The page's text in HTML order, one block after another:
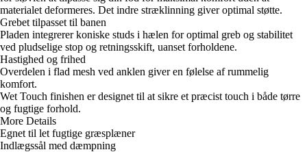
materialet deformeres. Det indre stræklinning giver optimal støtte.
Grebet tilpasset til banen
Pladen integrerer koniske studs i hælen for optimal greb og stabilitet
ved pludselige stop og retningsskift, uanset forholdene.
Hastighed og frihed
Overdelen i flad mesh ved anklen giver en følelse af rummelig
komfort.
Wet Touch finishen er designet til at sikre et præcist touch i både tørre
og fugtige forhold.
More Details
Egnet til let fugtige græsplæner
Indlægssål med dæmpning